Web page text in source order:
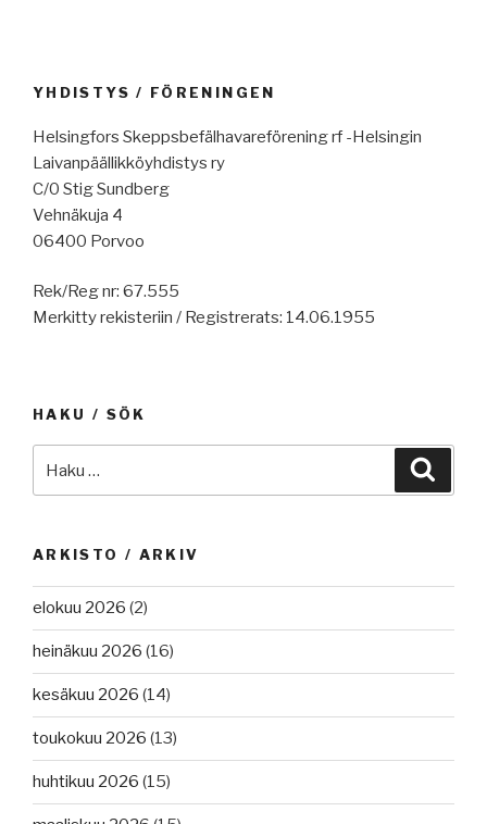
YHDISTYS / FÖRENINGEN
Helsingfors Skeppsbefälhavareförening rf -Helsingin
Laivanpäällikköyhdistys ry
C/0 Stig Sundberg
Vehnäkuja 4
06400 Porvoo
Rek/Reg nr: 67.555
Merkitty rekisteriin / Registrerats: 14.06.1955
HAKU / SÖK
ARKISTO / ARKIV
elokuu 2026 (2)
heinäkuu 2026 (16)
kesäkuu 2026 (14)
toukokuu 2026 (13)
huhtikuu 2026 (15)